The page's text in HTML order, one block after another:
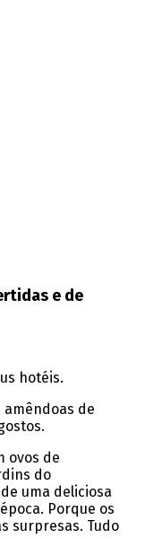
e de
hotéis.
de
ovos de
do
uma deliciosa
Porque os
surpresas. Tudo